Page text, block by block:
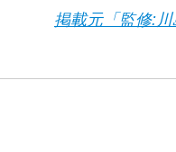
掲載元「監修: